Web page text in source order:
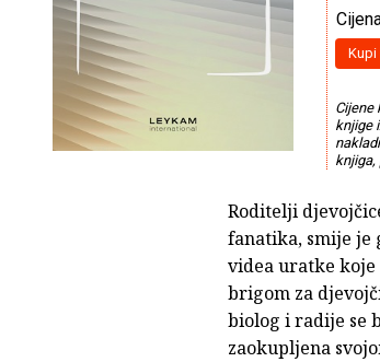
Kupi
Cijene
knjige
knjiga,
Roditelji
fanatika, smije je
videa uratke
brigom za
biolog i radije se
zaokupljena